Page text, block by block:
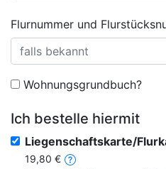
Flurnummer und
Wohnungsgrundbuch?
Ich bestelle hiermit
Liegenschaftskarte/
19,80 €